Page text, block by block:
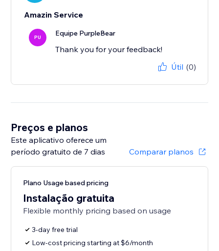
Amazin Service
PU Equipe PurpleBear
Thank you for your feedback!
Útil (0)
Preços e planos
Este aplicativo oferece um
período gratuito de 7 dias
Comparar planos
Plano Usage based pricing
Instalação gratuita
Flexible monthly pricing based on usage
3-day free trial
Low-cost pricing starting at $6/month